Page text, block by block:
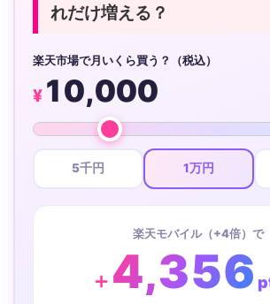
れだけ増える？
楽天市場で月いくら買う？（税込）
¥10,000
5千円 1万円
楽天モバイル（+4倍）で
＋ 4,356